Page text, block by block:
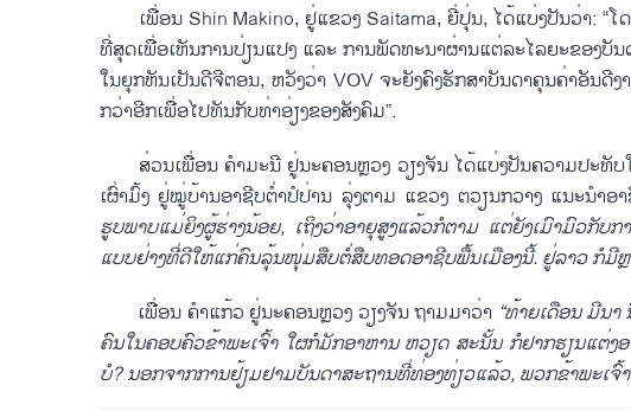
ເພື່ອນ Shin Makino, ຢູ່ແຂວງ Saitama, ຍີ່ປຸ່ນ, ໄດ້ແບ່ງປັນວ່າ:
ທີ່ສຸດເພື່ອເຫັນການປ່ຽນແປງ ແລະ ການພັດທະນາຜ່ານແຕ່ລະໄລຍະຂອງບັ
ໃນຍຸກຫັນເປັນດີຈີຕອນ, ຫວັງວ່າ VOV ຈະຍັງຄົງຮັກສາບັນດາຄຸນຄ່າອັນດີ
ກວ່າອີກເພື່ອໄປທັນກັບທ່າອ່ຽງຂອງສັງຄົມ”.
ສ່ວນເພື່ອນ ຄຳມະນີ ຢູ່ນະຄອນຫຼວງ ວຽງຈັນ ໄດ້ແບ່ງປັນຄວາມປະທັ
ເຜົ່າມົ້ງ ຢູ່ໝູ່ບ້ານອາຊີບຕ່ຳປໍປ່ານ ລຸ່ງຕາມ ແຂວງ ຕວຽນກວາງ ແນະນຳອ
ຮູບພາບແມ່ຍິງຜູ້ຮ່າງນ້ອຍ, ເຖິງວ່າອາຍຸສູງແລ້ວກໍຕາມ ແຕ່ຍັງເມົາມົວກັບກ
ແບບຢ່າງທີ່ດີໃຫ້ແກ່ຄົນລຸ້ນໜຸ່ມສືບຕໍ່ສືບທອດອາຊີບພື້ນເມືອງນີ້. ຢູ່ລາວ ກໍມີ
ເພື່ອນ ຄຳແກ້ວ ຢູ່ນະຄອນຫຼວງ ວຽງຈັນ ຖາມມາວ່າ “ທ້າຍເດືອນ ມີນາ
ຄົນໃນຄອບຄົວຂ້າພະເຈົ້າ ໃຜກໍມັກອາຫານ ຫວຽດ ສະນັ້ນ ກໍຢາກຮຽນແຕ່ງ
ບໍ?ນອກຈາກການຢ້ຽມຢາມບັນດາສະຖານທີ່ທ່ອງທ່ຽວແລ້ວ,ພວກຂ້າພະເຈົ້າ